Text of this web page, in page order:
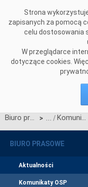
Strona
zapisanych za pomocą
celu dostosowania
W przeglądarce
dotyczące cookies.
Biuro prasowe > Komunikaty OSP
BIURO PRASOWE
Aktualności
Komunikaty OSP